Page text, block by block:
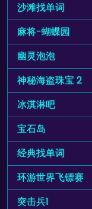
沙滩找单词
麻将-蝴蝶园
幽灵泡泡
神秘海盗珠宝 2
冰淇淋吧
宝石岛
经典找单词
环游世界飞镖赛
突击兵1